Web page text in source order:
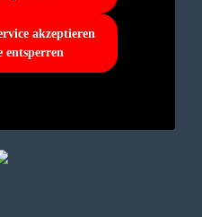
akzeptieren
entsperren